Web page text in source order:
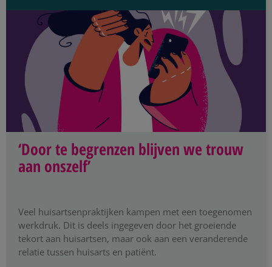
‘Door te begrenzen blijven we trouw
aan onszelf’
Veel huisartsenpraktijken kampen met een toegenomen
werkdruk. Dit is deels ingegeven door het groeiende
tekort aan huisartsen, maar ook aan een veranderende
relatie tussen huisarts en patiënt.